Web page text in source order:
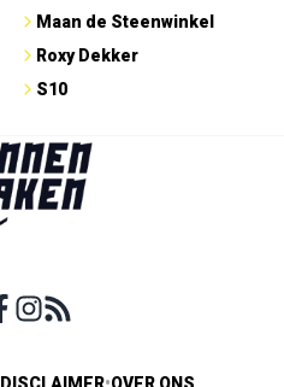
Maan de Steenwinkel
Roxy Dekker
S10